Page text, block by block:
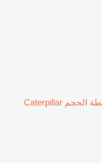
حفارة متوسطة الحجم Caterpillar